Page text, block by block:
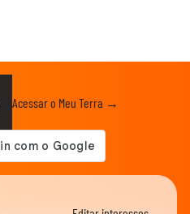
Acessar o Meu Terra →